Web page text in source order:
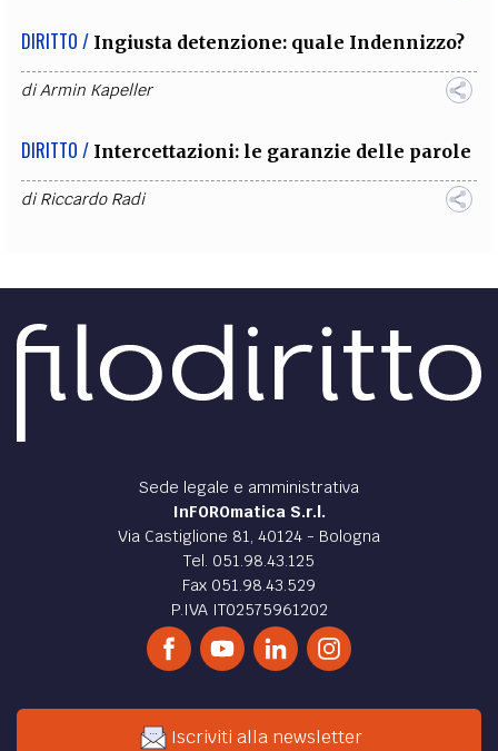
DIRITTO / Ingiusta detenzione: quale Indennizzo?
diArmin Kapeller
DIRITTO / Intercettazioni: le garanzie delle parole
diRiccardo Radi
Sede legale e amministrativa
InFOROmatica S.r.l.
Via Castiglione 81, 40124 - Bologna
Tel. 051.98.43.125
Fax 051.98.43.529
P.IVA IT02575961202
Iscriviti alla newsletter